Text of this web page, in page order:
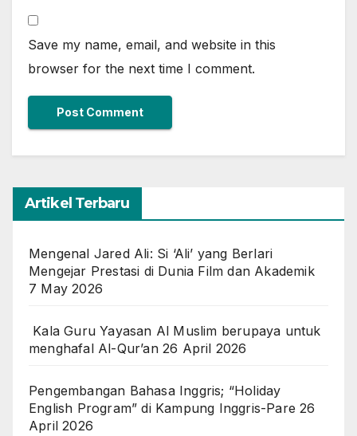
Save my name, email, and website in this
browser for the next time I comment.
Artikel Terbaru
Mengenal Jared Ali: Si ‘Ali’ yang Berlari
Mengejar Prestasi di Dunia Film dan Akademik
7 May 2026
Kala Guru Yayasan Al Muslim berupaya untuk
menghafal Al-Qur’an 26 April 2026
Pengembangan Bahasa Inggris; “Holiday
English Program” di Kampung Inggris-Pare 26
April 2026